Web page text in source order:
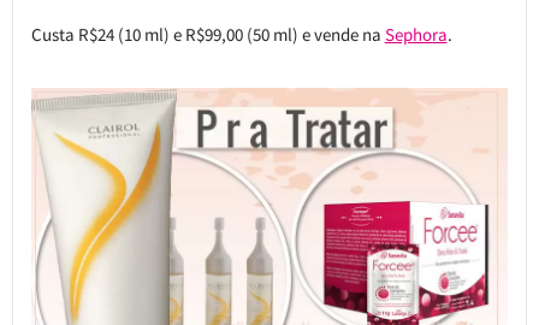
Custa R$24 (10 ml) e R$99,00 (50 ml) e vende na Sephora.